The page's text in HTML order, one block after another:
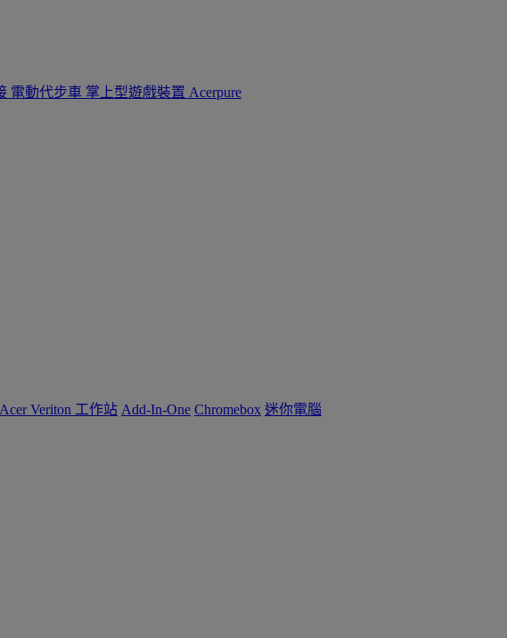
電動代步車 掌上型遊戲裝置 Acerpure
Acer Veriton 工作站 Add-In-One Chromebox 迷你電腦